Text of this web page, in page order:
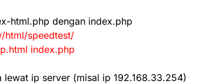
html.php dengan index.php
html/speedtest/
index.php
lewat ip server (misal ip 192.168.33.254)